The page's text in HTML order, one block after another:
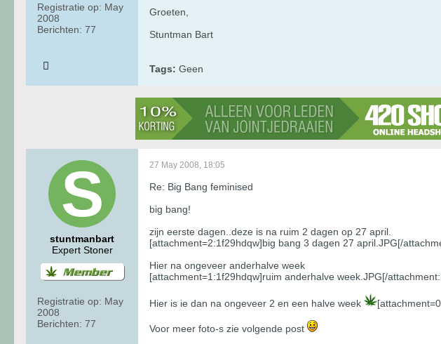
Registratie op: May
2008
Berichten: 77
Groeten,
Stuntman Bart
Tags: Geen
stuntmanbart
Expert Stoner
Registratie op: May
2008
Berichten: 77
27 May 2008, 18:05
Re: Big Bang feminised
big bang!
zijn eerste dagen..deze is na ruim 2 dagen op 27 april.
[attachment=2:1f29hdqw]big bang 3 dagen 27 april.JPG[/
Hier na ongeveer anderhalve week
[attachment=1:1f29hdqw]ruim anderhalve week.JPG[/
Hier is ie dan na ongeveer 2 en een halve week
Voor meer foto-s zie volgende post